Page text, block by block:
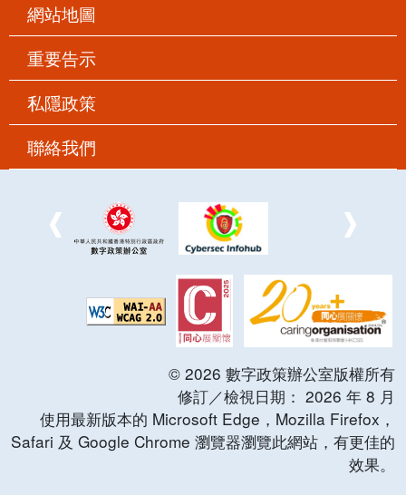
網站地圖
重要告示
私隱政策
聯絡我們
© 2026 數字政策辦公室版權所有
修訂／檢視日期： 2026 年 8 月
使用最新版本的 Microsoft Edge，Mozilla Firefox，
Safari 及 Google Chrome 瀏覽器瀏覽此網站，有更佳的
效果。